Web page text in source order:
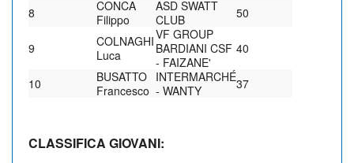
8
CONCA
Filippo
ASD SWATT
CLUB
50
9
COLNAGHI
Luca
VF GROUP
BARDIANI CSF
- FAIZANE'
40
10
BUSATTO
Francesco
INTERMARCHÉ
- WANTY
37
CLASSIFICA GIOVANI: